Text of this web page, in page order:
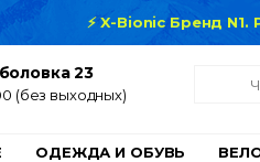
⚡ X-Bionic Бренд
23
(без выходных)
ОДЕЖДА И ОБУВЬ